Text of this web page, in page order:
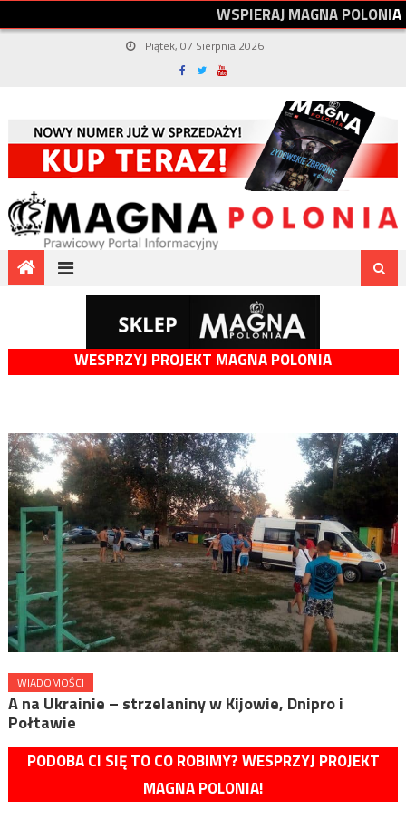
WSPIERAJMAGNAPOLONIA
Piątek, 07 Sierpnia 2026
WESPRZYJ PROJEKT MAGNA POLONIA
WIADOMOŚCI
A na Ukrainie – strzelaniny w Kijowie, Dnipro i
Połtawie
PODOBA CI SIĘ TO CO ROBIMY? WESPRZYJ PROJEKT
MAGNA POLONIA!